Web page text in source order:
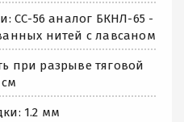
СС-56 аналог БКНЛ-65 -
нитей с лавсаном
при разрыве тяговой
1.2 мм